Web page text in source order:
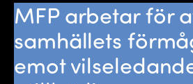
MFP arbetar för
samhällets
emot